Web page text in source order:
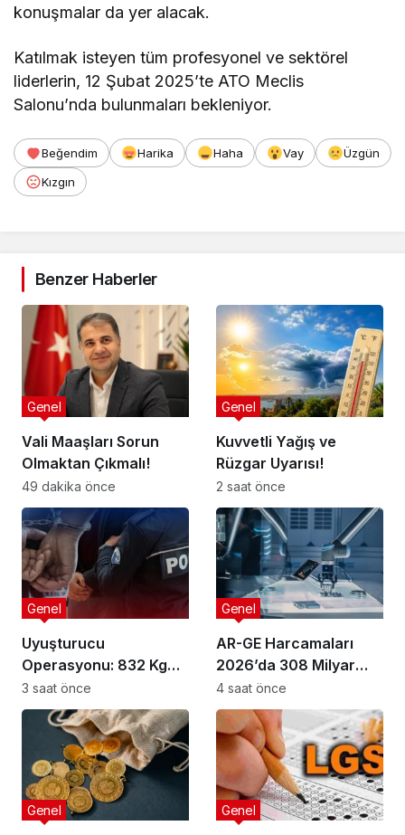
konuşmalar da yer alacak.
Katılmak isteyen tüm profesyonel ve sektörel
liderlerin, 12 Şubat 2025’te ATO Meclis
Salonu’nda bulunmaları bekleniyor.
Beğendim Harika Haha Vay
Üzgün
Kızgın
Benzer Haberler
Vali Maaşları Sorun
Olmaktan Çıkmalı!
Genel
49 dakika önce
Kuvvetli Yağış ve
Rüzgar Uyarısı!
Genel
2 saat önce
Uyuşturucu
Operasyonu: 832 Kg
Madde Ele Geçirildi!
Genel
3 saat önce
AR-GE Harcamaları
2026’da 308 Milyar
Lira Olacak!
Genel
4 saat önce
Genel Genel